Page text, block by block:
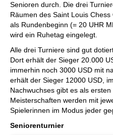
Senioren durch. Die drei
Räumen des Saint Louis
als Rundenbeginn (= 20 UHR
wird ein Ruhetag eingelegt.
Alle drei Turniere sind gut
Dort erhält der Sieger 20.000
immerhin noch 3000 USD mit
erhält der Sieger 12000 USD,
Nachwuchses gibt es als
Meisterschaften werden mit
Spielerinnen im Modus jeder
Seniorenturnier